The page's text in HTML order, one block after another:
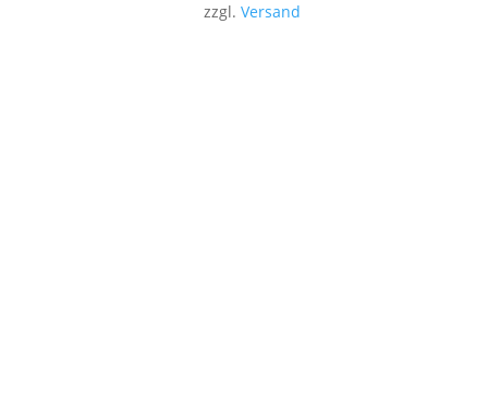
zzgl. Versand